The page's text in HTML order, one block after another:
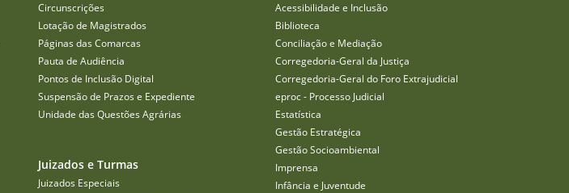
Circunscrições
Lotação de Magistrados
Páginas das Comarcas
Pauta de Audiência
Pontos de Inclusão Digital
Suspensão de Prazos e Expediente
Unidade das Questões Agrárias
Juizados e Turmas
Juizados Especiais
Acessibilidade e Inclusão
Biblioteca
Conciliação e Mediação
Corregedoria-Geral da Justiça
Corregedoria-Geral do Foro Extrajudicial
eproc - Processo Judicial
Estatística
Gestão Estratégica
Gestão Socioambiental
Imprensa
Infância e Juventude